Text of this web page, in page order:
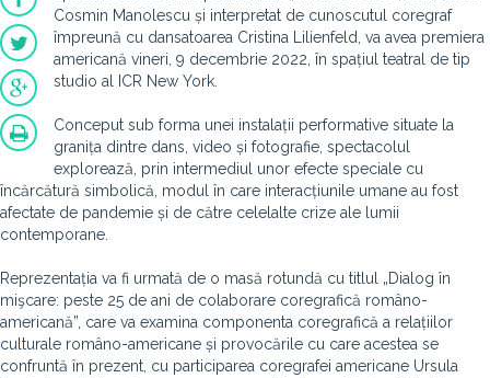
Cosmin Manolescu și interpretat de cunoscutul coregraf
împreună cu dansatoarea Cristina Lilienfeld, va avea premiera
americană vineri, 9 decembrie 2022, în spațiul teatral de tip
studio al ICR New York.
Conceput sub forma unei instalații performative situate la
granița dintre dans, video și fotografie, spectacolul
explorează, prin intermediul unor efecte speciale cu
încărcătură simbolică, modul în care interacțiunile umane au fost
afectate de pandemie și de către celelalte crize ale lumii
contemporane.
Reprezentația va fi urmată de o masă rotundă cu titlul „Dialog în
mişcare: peste 25 de ani de colaborare coregrafică româno-
americană”, care va examina componenta coregrafică a relațiilor
culturale româno-americane și provocările cu care acestea se
confruntă în prezent, cu participarea coregrafei americane Ursula